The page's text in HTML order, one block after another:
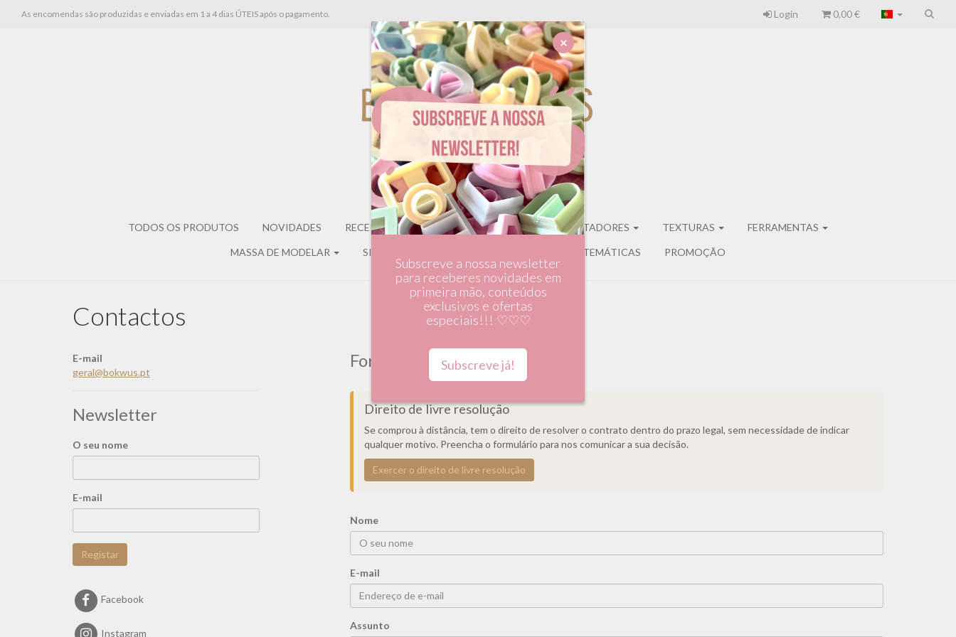
As encomendas são produzidas e enviadas em 1 a 4 dias ÚTEIS após o pagamento. Login 0,00 €
TODOS OS PRODUTOS NOVIDADES RECEITAS DE CORES STARTER KITS CORTADORES TEXTURAS FERRAMENTAS
MASSA DE MODELAR SILKSCREENS CAIXAS TEMÁTICAS PROMOÇÃO
Contactos
E-mail
geral@bokwus.pt
Newsletter
O seu nome
E-mail
Registar
Facebook
Instagram
Formulário de contacto
Direito de livre resolução
Se comprou à distância, tem o direito de resolver o contrato dentro do prazo legal, sem necessidade de indicar
qualquer motivo. Preencha o formulário para nos comunicar a sua decisão.
Exercer o direito de livre resolução
Nome
E-mail
Assunto
×
Subscreve a nossa newsletter
para receberes novidades em
primeira mão, conteúdos
exclusivos e ofertas
especiais!!! ♡♡♡
Subscreve já!